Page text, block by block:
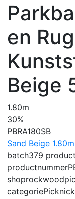
en
Beige
1.80m
30%
PBRA180SB
Sand Beige 1.80m
batch379
productnummer
shop
categorie